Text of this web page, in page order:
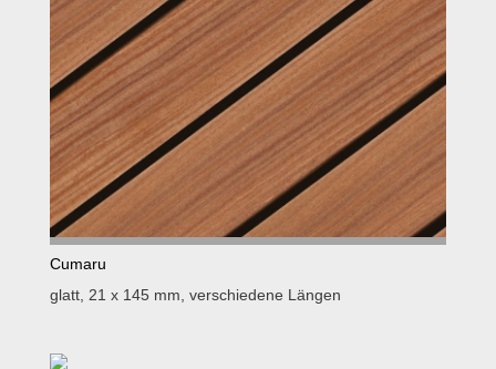
Cumaru
glatt, 21 x 145 mm, verschiedene Längen